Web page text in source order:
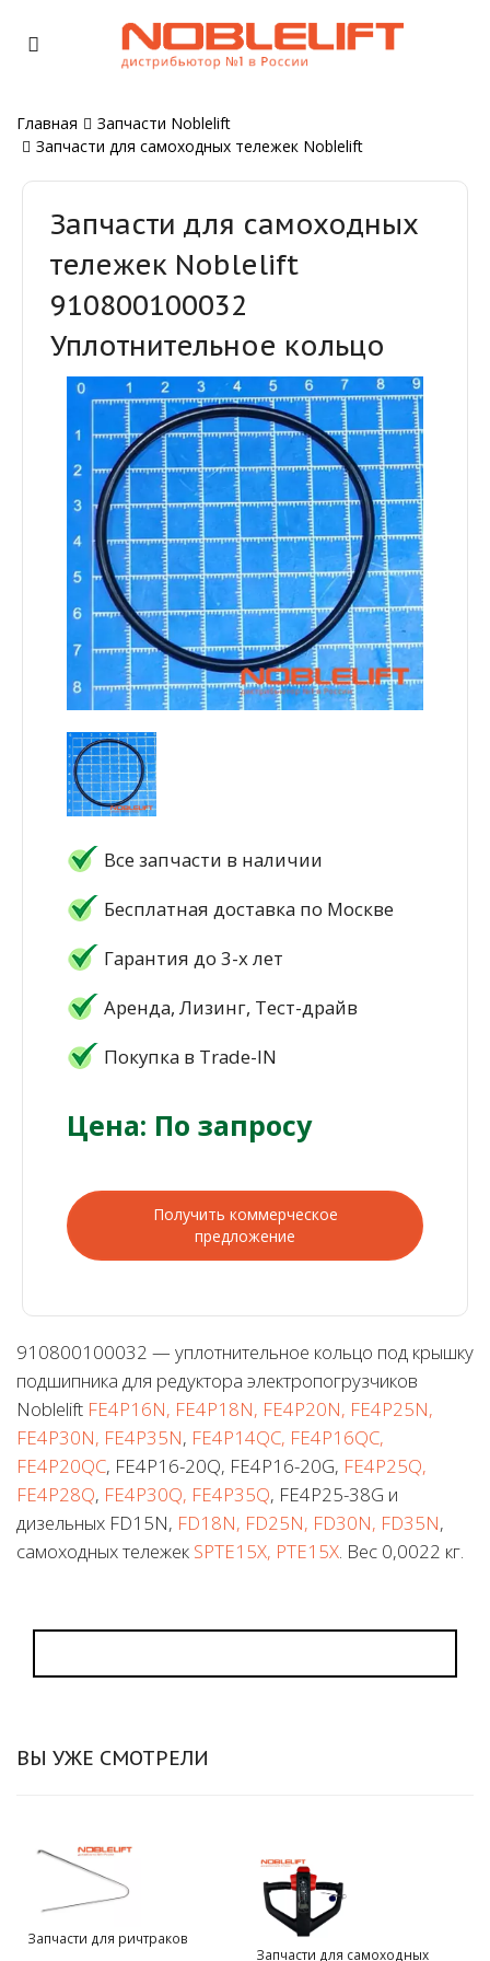
Главная
Запчасти Noblelift
Запчасти для самоходных тележек Noblelift
Запчасти для самоходных
тележек Noblelift
910800100032
Уплотнительное кольцо
Все запчасти в наличии
Бесплатная доставка по Москве
Гарантия до 3-х лет
Аренда, Лизинг, Тест-драйв
Покупка в Trade-IN
Цена: По запросу
Получить коммерческое
предложение
910800100032 — уплотнительное кольцо под крышку
подшипника для редуктора электропогрузчиков
Noblelift FE4P16N, FE4P18N, FE4P20N, FE4P25N,
FE4P30N, FE4P35N, FE4P14QC, FE4P16QC,
FE4P20QC, FE4P16-20Q, FE4P16-20G, FE4P25Q,
FE4P28Q, FE4P30Q, FE4P35Q, FE4P25-38G и
дизельных FD15N, FD18N, FD25N, FD30N, FD35N,
cамоходных тележек SPTE15X, PTE15X. Вес 0,0022 кг.
ВЫ УЖЕ СМОТРЕЛИ
Запчасти для ричтраков
Запчасти для самоходных